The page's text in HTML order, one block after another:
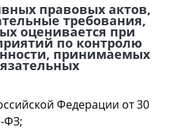
правовых актов,
требования,
оценивается при
по контролю
принимаемых
Федерации от 30
ФЗ;